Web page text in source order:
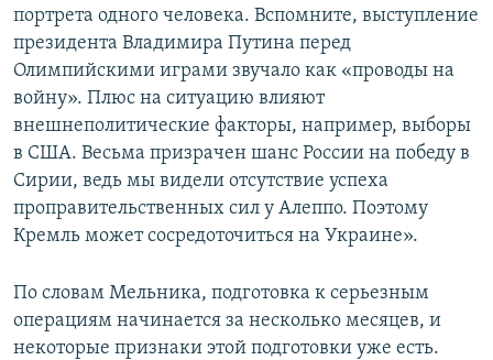
портрета одного человека. Вспомните, выступление
президента Владимира Путина перед
Олимпийскими играми звучало как «проводы на
войну». Плюс на ситуацию влияют
внешнеполитические факторы, например, выборы
в США. Весьма призрачен шанс России на победу в
Сирии, ведь мы видели отсутствие успеха
проправительственных сил у Алеппо. Поэтому
Кремль может сосредоточиться на Украине».
По словам Мельника, подготовка к серьезным
операциям начинается за несколько месяцев, и
некоторые признаки этой подготовки уже есть.